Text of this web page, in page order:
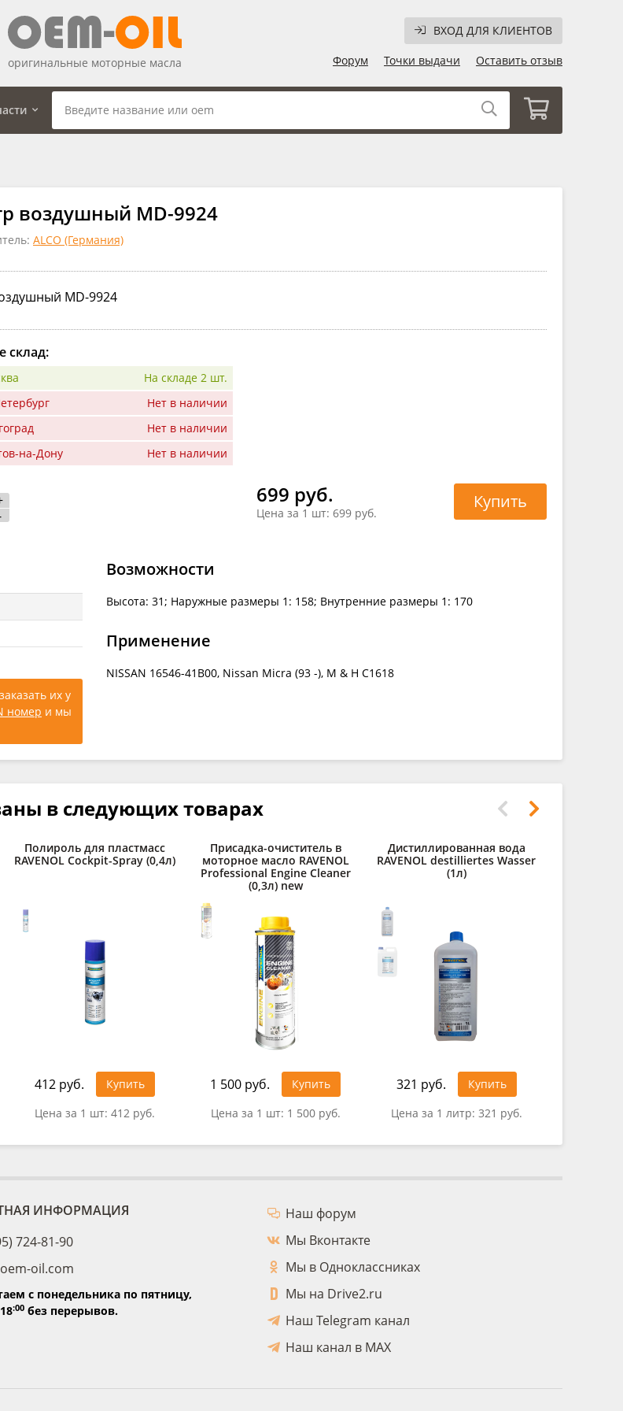
ВХОД ДЛЯ КЛИЕНТОВ
Форум
Точки выдачи Оставить отзыв
оригинальные моторные масла
воздушный MD-9924
ALCO (Германия)
MD-9924
склад:
На складе 2 шт.
Нет в наличии
Нет в наличии
на-Дону
Нет в наличии
699 руб.
Цена за 1 шт: 699 руб.
Купить
их у
номер и мы
Возможности
Высота: 31; Наружные размеры 1: 158; Внутренние размеры 1: 170
Применение
NISSAN 16546-41B00, Nissan Micra (93 -), M & H C1618
в следующих товарах
Полироль для пластмасс
RAVENOL Cockpit-Spray (0,4л)
412 руб.
Купить
Цена за 1 шт: 412 руб.
Присадка-очиститель в
моторное масло RAVENOL
Professional Engine Cleaner
(0,3л) new
1 500 руб.
Купить
Цена за 1 шт: 1 500 руб.
Дистиллированная вода
RAVENOL destilliertes Wasser
(1л)
321 руб.
Купить
Цена за 1 литр: 321 руб.
ИНФОРМАЦИЯ
724-81-90
oil.com
с понедельника по пятницу,
:00без перерывов.
Наш форум
Мы Вконтакте
Мы в Одноклассниках
Мы на Drive2.ru
Наш Telegram канал
Наш канал в MAX